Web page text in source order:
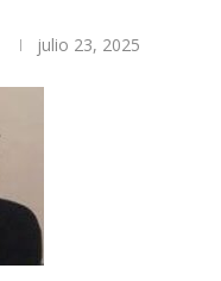
julio 23, 2025